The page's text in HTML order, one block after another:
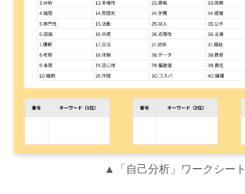
▲「自己分析」ワークシート